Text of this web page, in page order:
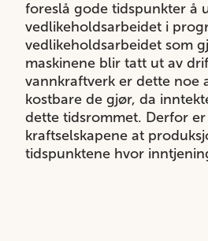
foreslå gode tidspunkter å
vedlikeholdsarbeidet i
vedlikeholdsarbeidet som
maskinene blir tatt ut av
vannkraftverk er dette noe
kostbare de gjør, da
dette tidsrommet. Derfor
kraftselskapene at
tidspunktene hvor